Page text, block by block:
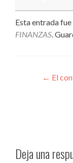
Esta entrada
FINANZAS.
← El
Deja una